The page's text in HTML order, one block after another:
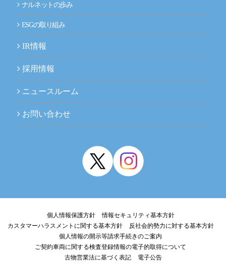
ナルネットの歩み
ESGの取り組み
IR情報
採用情報
ニュースルーム
お問い合わせ
個人情報保護方針
情報セキュリティ基本方針
カスタマーハラスメントに関する基本方針
反社会的勢力に対する基本方針
個人情報の開示等請求手続きのご案内
ご契約車両に関する検査登録情報の電子的取得について
古物営業法に基づく表記
電子公告